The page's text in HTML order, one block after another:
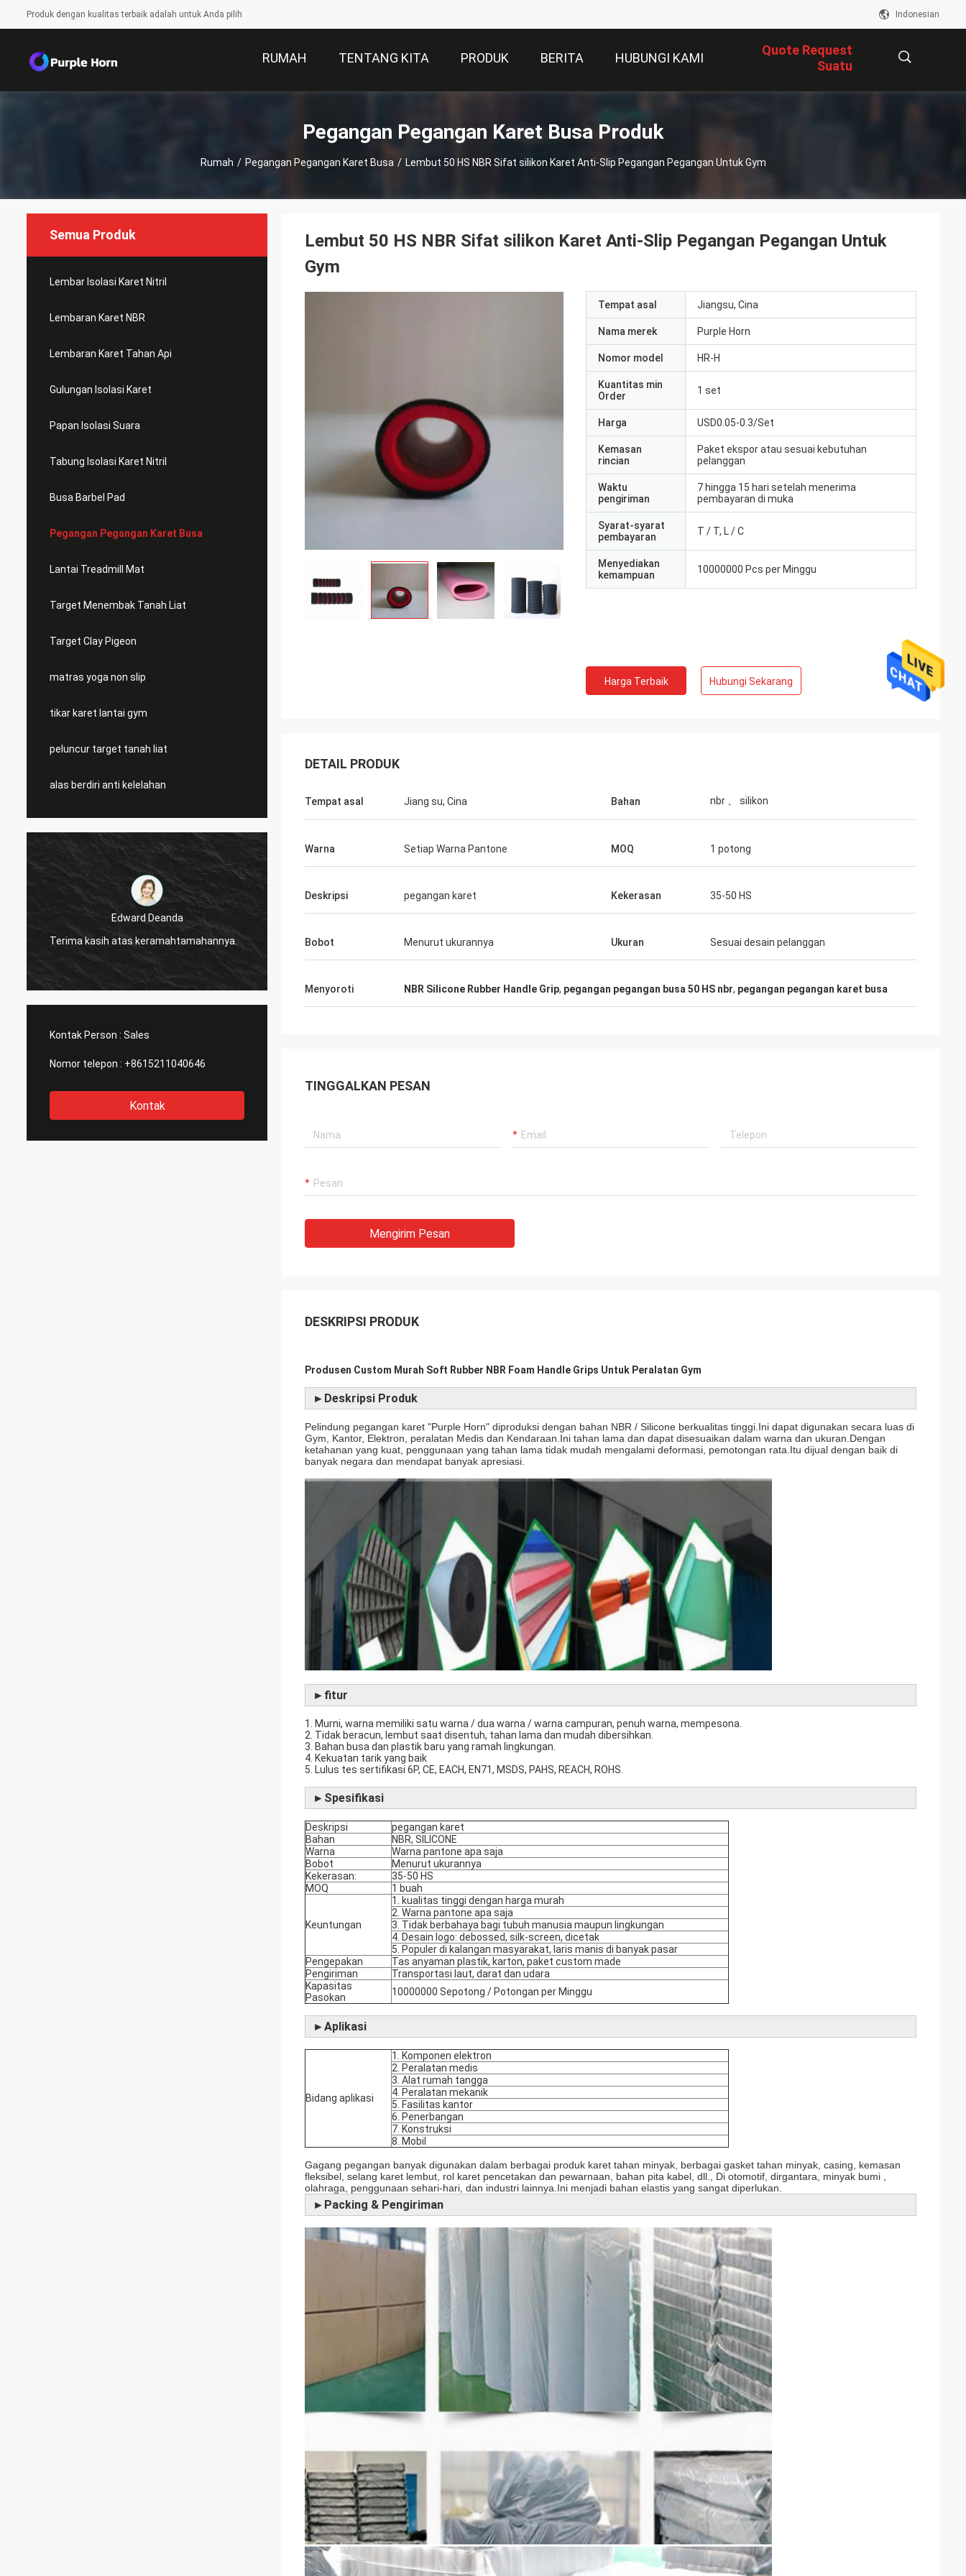
Produk dengan kualitas terbaik adalah untuk Anda pilih Indonesian
RUMAH TENTANG KITA PRODUK BERITA HUBUNGI KAMI
Quote Request
Suatu
Pegangan Pegangan Karet Busa Produk
Rumah / Pegangan Pegangan Karet Busa / Lembut 50 HS NBR Sifat silikon Karet Anti-Slip Pegangan Pegangan Untuk Gym
Semua Produk
Lembar Isolasi Karet Nitril
Lembaran Karet NBR
Lembaran Karet Tahan Api
Gulungan Isolasi Karet
Papan Isolasi Suara
Tabung Isolasi Karet Nitril
Busa Barbel Pad
Pegangan Pegangan Karet Busa
Lantai Treadmill Mat
Target Menembak Tanah Liat
Target Clay Pigeon
matras yoga non slip
tikar karet lantai gym
peluncur target tanah liat
alas berdiri anti kelelahan
Edward Deanda
Terima kasih atas keramahtamahannya.
Edward Deanda
Terima kasih atas keramahtamahannya.
Kontak Person : Sales
Nomor telepon : +8615211040646
Kontak
Lembut 50 HS NBR Sifat silikon Karet Anti-Slip Pegangan Pegangan Untuk
Gym
Tempat asal Jiangsu, Cina
Nama merek Purple Horn
Nomor model HR-H
Kuantitas min
Order
1 set
Harga USD0.05-0.3/Set
Kemasan
rincian
Paket ekspor atau sesuai kebutuhan
pelanggan
Waktu
pengiriman
7 hingga 15 hari setelah menerima
pembayaran di muka
Syarat-syarat
pembayaran
T / T, L / C
Menyediakan
kemampuan
10000000 Pcs per Minggu
Harga Terbaik Hubungi Sekarang
DETAIL PRODUK
Tempat asal Jiang su, Cina Bahan nbr 、 silikon
Warna Setiap Warna Pantone MOQ 1 potong
Deskripsi pegangan karet Kekerasan 35-50 HS
Bobot Menurut ukurannya Ukuran Sesuai desain pelanggan
Menyoroti NBR Silicone Rubber Handle Grip, pegangan pegangan busa 50 HS nbr, pegangan pegangan karet busa
TINGGALKAN PESAN
Mengirim Pesan
DESKRIPSI PRODUK
Produsen Custom Murah Soft Rubber NBR Foam Handle Grips Untuk Peralatan Gym
►Deskripsi Produk
Pelindung pegangan karet "Purple Horn" diproduksi dengan bahan NBR / Silicone berkualitas tinggi.Ini dapat digunakan secara luas di
Gym, Kantor, Elektron, peralatan Medis dan Kendaraan.Ini tahan lama dan dapat disesuaikan dalam warna dan ukuran.Dengan
ketahanan yang kuat, penggunaan yang tahan lama tidak mudah mengalami deformasi, pemotongan rata.Itu dijual dengan baik di
banyak negara dan mendapat banyak apresiasi.
► fitur
1. Murni, warna memiliki satu warna / dua warna / warna campuran, penuh warna, mempesona.
2. Tidak beracun, lembut saat disentuh, tahan lama dan mudah dibersihkan.
3. Bahan busa dan plastik baru yang ramah lingkungan.
4. Kekuatan tarik yang baik
5. Lulus tes sertifikasi 6P, CE, EACH, EN71, MSDS, PAHS, REACH, ROHS.
►Spesifikasi
Deskripsi
pegangan karet
Bahan
NBR, SILICONE
Warna
Warna pantone apa saja
Bobot
Menurut ukurannya
Kekerasan:
35-50 HS
MOQ
1 buah
Keuntungan
1. kualitas tinggi dengan harga murah
2. Warna pantone apa saja
3. Tidak berbahaya bagi tubuh manusia maupun lingkungan
4. Desain logo: debossed, silk-screen, dicetak
5. Populer di kalangan masyarakat, laris manis di banyak pasar
Pengepakan
Tas anyaman plastik, karton, paket custom made
Pengiriman
Transportasi laut, darat dan udara
Kapasitas
Pasokan
10000000 Sepotong / Potongan per Minggu
►Aplikasi
Bidang aplikasi
1. Komponen elektron
2. Peralatan medis
3. Alat rumah tangga
4. Peralatan mekanik
5. Fasilitas kantor
6. Penerbangan
7. Konstruksi
8. Mobil
Gagang pegangan banyak digunakan dalam berbagai produk karet tahan minyak, berbagai gasket tahan minyak, casing, kemasan
fleksibel, selang karet lembut, rol karet pencetakan dan pewarnaan, bahan pita kabel, dll., Di otomotif, dirgantara, minyak bumi ,
olahraga, penggunaan sehari-hari, dan industri lainnya.Ini menjadi bahan elastis yang sangat diperlukan.
►Packing & Pengiriman